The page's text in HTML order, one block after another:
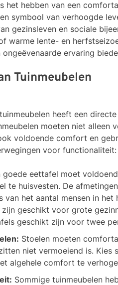
het hebben van een
symbool van verhoogde
gezinsleven en sociale
warme lente- en
ervaring
Tuinmeubelen
heeft een
moeten niet alleen
voldoende comfort en
voor functionaliteit:
goede eettafel moet
te huisvesten. De
van het aantal mensen in het
geschikt voor grote
geschikt zijn voor twee
Stoelen moeten
niet vermoeiend is. Kies
algehele comfort te
Sommige tuinmeubelen